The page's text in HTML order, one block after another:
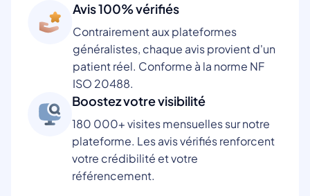
Avis 100% vérifiés
Contrairement aux plateformes
généralistes, chaque avis provient d'un
patient réel. Conforme à la norme NF
ISO 20488.
Boostez votre visibilité
180 000+ visites mensuelles sur notre
plateforme. Les avis vérifiés renforcent
votre crédibilité et votre
référencement.